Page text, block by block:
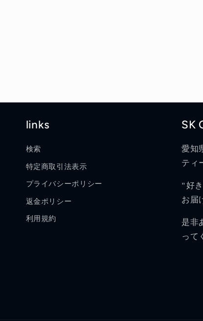
links
検索
特定商取引法表示
プライバシーポリシー
返金ポリシー
利用規約
SK
愛知
ティ
"好
お届
是非
って